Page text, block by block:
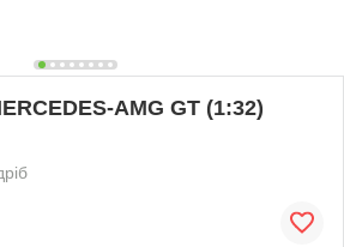
AMG GT (1:32)